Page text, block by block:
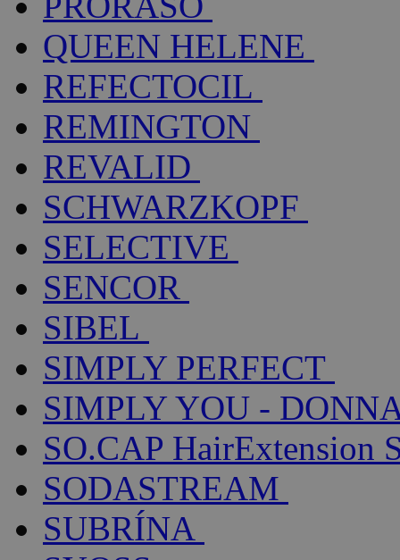
QUEEN HELENE
REFECTOCIL
REMINGTON
REVALID
SCHWARZKOPF
SELECTIVE
SENCOR
SIBEL
SIMPLY PERFECT
SIMPLY YOU -
SO.CAP HairExtension
SODASTREAM
SUBRÍNA